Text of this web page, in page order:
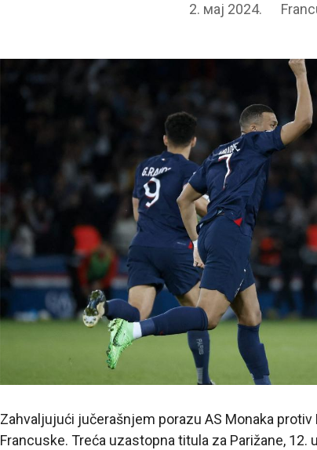
2. мај 2024.
Zahvaljujući jučerašnjem porazu AS Monaka
Francuske. Treća uzastopna titula za Parižane,